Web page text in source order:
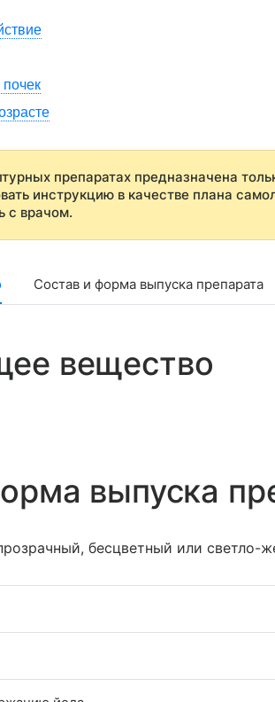
препаратах предназначена
инструкцию в качестве плана
с врачом.
Состав и форма выпуска препарата
вещество
выпуска
бесцветный или светло-